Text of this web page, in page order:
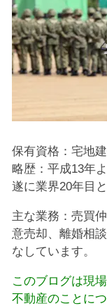
保有資格：宅地
略歴：平成13年
遂に業界20年目
主な業務：売買
意売却、離婚相
なしています。
このブログは現
不動産のことに